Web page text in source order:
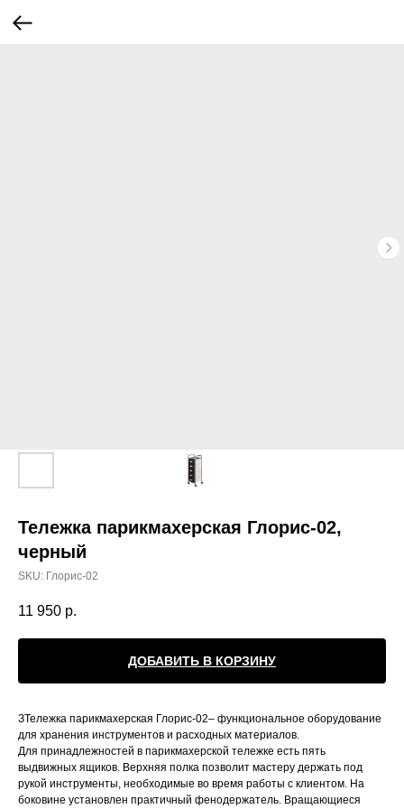
Тележка парикмахерская Глорис-02,
черный
SKU: Глорис-02
11 950 р.
ДОБАВИТЬ В КОРЗИНУ
ЗТележка парикмахерская Глорис-02– функциональное оборудование
для хранения инструментов и расходных материалов.
Для принадлежностей в парикмахерской тележке есть пять
выдвижных ящиков. Верхняя полка позволит мастеру держать под
рукой инструменты, необходимые во время работы с клиентом. На
боковине установлен практичный фенодержатель. Вращающиеся